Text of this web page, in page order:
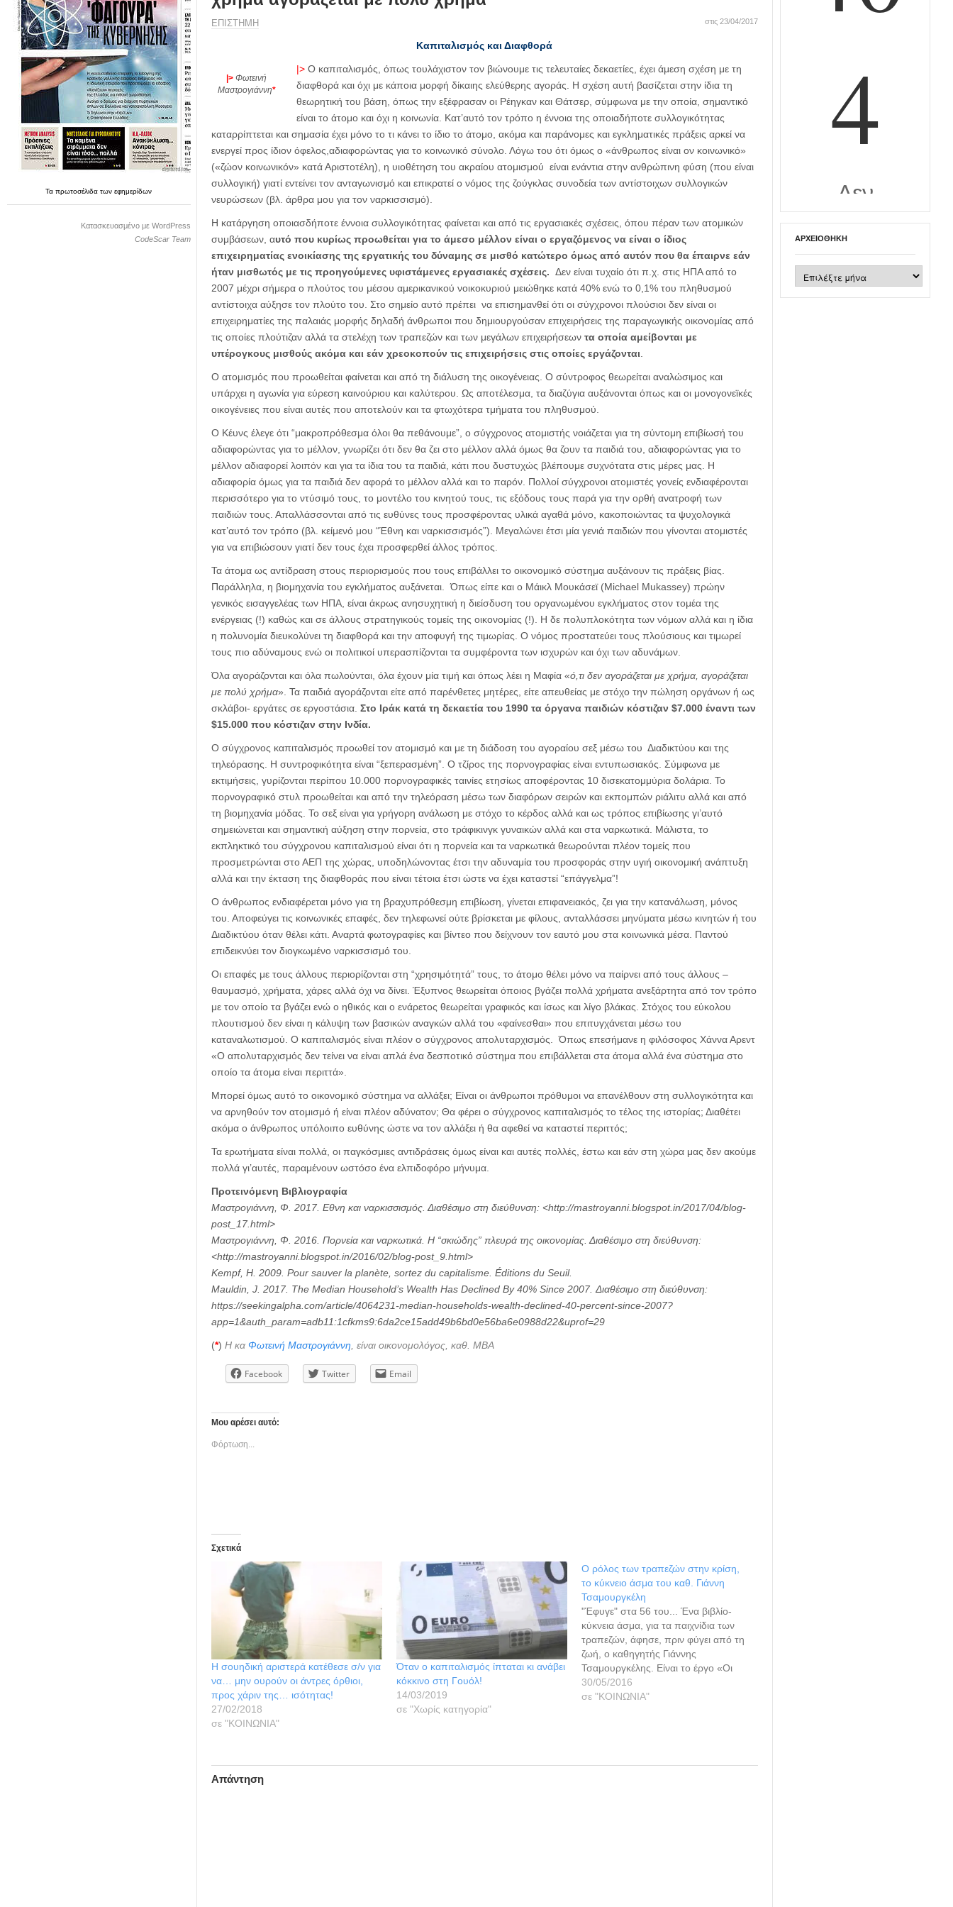
Ταπρωτοσέλιδατωνεφημερίδων
Κατασκευασμένο με WordPress
CodeScar Team
ΕΠΙΣΤΗΜΗ στις 23/04/2017
Καπιταλισμός και Διαφθορά
|> Φωτεινή
Μαστρογιάννη*
|>Ο καπιταλισμός, όπως τουλάχιστον τον βιώνουμε τις τελευταίες δεκαετίες, έχει άμεση σχέση με τη
διαφθορά και όχι με κάποια μορφή δίκαιης ελεύθερης αγοράς. Η σχέση αυτή βασίζεται στην ίδια τη
θεωρητική του βάση, όπως την εξέφρασαν οι Ρέηγκαν και Θάτσερ, σύμφωνα με την οποία, σημαντικό
είναι το άτομο και όχι η κοινωνία. Κατ’αυτό τον τρόπο η έννοια της οποιαδήποτε συλλογικότητας
καταρρίπτεται και σημασία έχει μόνο το τι κάνει το ίδιο το άτομο, ακόμα και παράνομες και εγκληματικές πράξεις αρκεί να
ενεργεί προς ίδιον όφελος,αδιαφορώντας για το κοινωνικό σύνολο. Λόγω του ότι όμως ο «άνθρωπος είναι ον κοινωνικό»
(«ζώον κοινωνικόν» κατά Αριστοτέλη), η υιοθέτηση του ακραίου ατομισμού είναι ενάντια στην ανθρώπινη φύση (που είναι
συλλογική) γιατί εντείνει τον ανταγωνισμό και επικρατεί ο νόμος της ζούγκλας συνοδεία των αντίστοιχων συλλογικών
νευρώσεων (βλ. άρθρα μου για τον ναρκισσισμό).
Η κατάργηση οποιασδήποτε έννοια συλλογικότητας φαίνεται και από τις εργασιακές σχέσεις, όπου πέραν των ατομικών
συμβάσεων, αυτό που κυρίως προωθείται για το άμεσο μέλλον είναι ο εργαζόμενος να είναι ο ίδιος
επιχειρηματίας ενοικίασης της εργατικής του δύναμης σε μισθό κατώτερο όμως από αυτόν που θα έπαιρνε εάν
ήταν μισθωτός με τις προηγούμενες υφιστάμενες εργασιακές σχέσεις. Δεν είναι τυχαίο ότι π.χ. στις ΗΠΑ από το
2007 μέχρι σήμερα ο πλούτος του μέσου αμερικανικού νοικοκυριού μειώθηκε κατά 40% ενώ το 0,1% του πληθυσμού
αντίστοιχα αύξησε τον πλούτο του. Στο σημείο αυτό πρέπει να επισημανθεί ότι οι σύγχρονοι πλούσιοι δεν είναι οι
επιχειρηματίες της παλαιάς μορφής δηλαδή άνθρωποι που δημιουργούσαν επιχειρήσεις της παραγωγικής οικονομίας από
τις οποίες πλούτιζαν αλλά τα στελέχη των τραπεζών και των μεγάλων επιχειρήσεων τα οποία αμείβονται με
υπέρογκους μισθούς ακόμα και εάν χρεοκοπούν τις επιχειρήσεις στις οποίες εργάζονται.
Ο ατομισμός που προωθείται φαίνεται και από τη διάλυση της οικογένειας. Ο σύντροφος θεωρείται αναλώσιμος και
υπάρχει η αγωνία για εύρεση καινούριου και καλύτερου. Ως αποτέλεσμα, τα διαζύγια αυξάνονται όπως και οι μονογονεϊκές
οικογένειες που είναι αυτές που αποτελούν και τα φτωχότερα τμήματα του πληθυσμού.
Ο Κέυνς έλεγε ότι “μακροπρόθεσμα όλοι θα πεθάνουμε”, ο σύγχρονος ατομιστής νοιάζεται για τη σύντομη επιβίωσή του
αδιαφορώντας για το μέλλον, γνωρίζει ότι δεν θα ζει στο μέλλον αλλά όμως θα ζουν τα παιδιά του, αδιαφορώντας για το
μέλλον αδιαφορεί λοιπόν και για τα ίδια του τα παιδιά, κάτι που δυστυχώς βλέπουμε συχνότατα στις μέρες μας. Η
αδιαφορία όμως για τα παιδιά δεν αφορά το μέλλον αλλά και το παρόν. Πολλοί σύγχρονοι ατομιστές γονείς ενδιαφέρονται
περισσότερο για το ντύσιμό τους, το μοντέλο του κινητού τους, τις εξόδους τους παρά για την ορθή ανατροφή των
παιδιών τους. Απαλλάσσονται από τις ευθύνες τους προσφέροντας υλικά αγαθά μόνο, κακοποιώντας τα ψυχολογικά
κατ’αυτό τον τρόπο (βλ. κείμενό μου “Έθνη και ναρκισσισμός”). Μεγαλώνει έτσι μία γενιά παιδιών που γίνονται ατομιστές
για να επιβιώσουν γιατί δεν τους έχει προσφερθεί άλλος τρόπος.
Τα άτομα ως αντίδραση στους περιορισμούς που τους επιβάλλει το οικονομικό σύστημα αυξάνουν τις πράξεις βίας.
Παράλληλα, η βιομηχανία του εγκλήματος αυξάνεται. Όπως είπε και ο Μάικλ Μουκάσεϊ (Michael Mukassey) πρώην
γενικός εισαγγελέας των ΗΠΑ, είναι άκρως ανησυχητική η διείσδυση του οργανωμένου εγκλήματος στον τομέα της
ενέργειας (!) καθώς και σε άλλους στρατηγικούς τομείς της οικονομίας (!). Η δε πολυπλοκότητα των νόμων αλλά και η ίδια
η πολυνομία διευκολύνει τη διαφθορά και την αποφυγή της τιμωρίας. Ο νόμος προστατεύει τους πλούσιους και τιμωρεί
τους πιο αδύναμους ενώ οι πολιτικοί υπερασπίζονται τα συμφέροντα των ισχυρών και όχι των αδυνάμων.
Όλα αγοράζονται και όλα πωλούνται, όλα έχουν μία τιμή και όπως λέει η Μαφία «ό,τι δεν αγοράζεται με χρήμα, αγοράζεται
με πολύ χρήμα». Τα παιδιά αγοράζονται είτε από παρένθετες μητέρες, είτε απευθείας με στόχο την πώληση οργάνων ή ως
σκλάβοι- εργάτες σε εργοστάσια. Στο Ιράκ κατά τη δεκαετία του 1990 τα όργανα παιδιών κόστιζαν $7.000 έναντι των
$15.000 που κόστιζαν στην Ινδία.
Ο σύγχρονος καπιταλισμός προωθεί τον ατομισμό και με τη διάδοση του αγοραίου σεξ μέσω του Διαδικτύου και της
τηλεόρασης. Η συντροφικότητα είναι “ξεπερασμένη”. Ο τζίρος της πορνογραφίας είναι εντυπωσιακός. Σύμφωνα με
εκτιμήσεις, γυρίζονται περίπου 10.000 πορνογραφικές ταινίες ετησίως αποφέροντας 10 δισεκατομμύρια δολάρια. Το
πορνογραφικό στυλ προωθείται και από την τηλεόραση μέσω των διαφόρων σειρών και εκπομπών ριάλιτυ αλλά και από
τη βιομηχανία μόδας. Το σεξ είναι για γρήγορη ανάλωση με στόχο το κέρδος αλλά και ως τρόπος επιβίωσης γι’αυτό
σημειώνεται και σημαντική αύξηση στην πορνεία, στο τράφικινγκ γυναικών αλλά και στα ναρκωτικά. Μάλιστα, το
εκπληκτικό του σύγχρονου καπιταλισμού είναι ότι η πορνεία και τα ναρκωτικά θεωρούνται πλέον τομείς που
προσμετρώνται στο ΑΕΠ της χώρας, υποδηλώνοντας έτσι την αδυναμία του προσφοράς στην υγιή οικονομική ανάπτυξη
αλλά και την έκταση της διαφθοράς που είναι τέτοια έτσι ώστε να έχει καταστεί “επάγγελμα”!
Ο άνθρωπος ενδιαφέρεται μόνο για τη βραχυπρόθεσμη επιβίωση, γίνεται επιφανειακός, ζει για την κατανάλωση, μόνος
του. Αποφεύγει τις κοινωνικές επαφές, δεν τηλεφωνεί ούτε βρίσκεται με φίλους, ανταλλάσσει μηνύματα μέσω κινητών ή του
Διαδικτύου όταν θέλει κάτι. Αναρτά φωτογραφίες και βίντεο που δείχνουν τον εαυτό μου στα κοινωνικά μέσα. Παντού
επιδεικνύει τον διογκωμένο ναρκισσισμό του.
Οι επαφές με τους άλλους περιορίζονται στη “χρησιμότητά” τους, το άτομο θέλει μόνο να παίρνει από τους άλλους –
θαυμασμό, χρήματα, χάρες αλλά όχι να δίνει. Έξυπνος θεωρείται όποιος βγάζει πολλά χρήματα ανεξάρτητα από τον τρόπο
με τον οποίο τα βγάζει ενώ ο ηθικός και ο ενάρετος θεωρείται γραφικός και ίσως και λίγο βλάκας. Στόχος του εύκολου
πλουτισμού δεν είναι η κάλυψη των βασικών αναγκών αλλά του «φαίνεσθαι» που επιτυγχάνεται μέσω του
καταναλωτισμού. Ο καπιταλισμός είναι πλέον ο σύγχρονος απολυταρχισμός. Όπως επεσήμανε η φιλόσοφος Χάννα Αρεντ
«Ο απολυταρχισμός δεν τείνει να είναι απλά ένα δεσποτικό σύστημα που επιβάλλεται στα άτομα αλλά ένα σύστημα στο
οποίο τα άτομα είναι περιττά».
Μπορεί όμως αυτό το οικονομικό σύστημα να αλλάξει; Είναι οι άνθρωποι πρόθυμοι να επανέλθουν στη συλλογικότητα και
να αρνηθούν τον ατομισμό ή είναι πλέον αδύνατον; Θα φέρει ο σύγχρονος καπιταλισμός το τέλος της ιστορίας; Διαθέτει
ακόμα ο άνθρωπος υπόλοιπο ευθύνης ώστε να τον αλλάξει ή θα αφεθεί να καταστεί περιττός;
Τα ερωτήματα είναι πολλά, οι παγκόσμιες αντιδράσεις όμως είναι και αυτές πολλές, έστω και εάν στη χώρα μας δεν ακούμε
πολλά γι’αυτές, παραμένουν ωστόσο ένα ελπιδοφόρο μήνυμα.
Προτεινόμενη Βιβλιογραφία
Μαστρογιάννη, Φ. 2017. Εθνη και ναρκισσισμός. Διαθέσιμο στη διεύθυνση: <http://mastroyanni.blogspot.in/2017/04/blog-
post_17.html>
Μαστρογιάννη, Φ. 2016. Πορνεία και ναρκωτικά. Η “σκιώδης” πλευρά της οικονομίας. Διαθέσιμο στη διεύθυνση:
<http://mastroyanni.blogspot.in/2016/02/blog-post_9.html>
Kempf, H. 2009. Pour sauver la planète, sortez du capitalisme. Éditions du Seuil.
Mauldin, J. 2017. The Median Household’s Wealth Has Declined By 40% Since 2007. Διαθέσιμο στη διεύθυνση:
https://seekingalpha.com/article/4064231-median-households-wealth-declined-40-percent-since-2007?
app=1&auth_param=adb11:1cfkms9:6da2ce15add49b6bd0e56ba6e0988d22&uprof=29
(*) Η κα Φωτεινή Μαστρογιάννη, είναι οικονομολόγος, καθ. ΜΒΑ
Facebook Twitter Email
Μου αρέσει αυτό:
Φόρτωση...
Σχετικά
Η σουηδική αριστερά κατέθεσε σ/ν για
να… μην ουρούν οι άντρες όρθιοι,
προς χάριν της… ισότητας!
27/02/2018
σε "ΚΟΙΝΩΝΙΑ"
Όταν ο καπιταλισμός ίπταται κι ανάβει
κόκκινο στη Γουόλ!
14/03/2019
σε "Χωρίς κατηγορία"
Ο ρόλος των τραπεζών στην κρίση,
το κύκνειο άσμα του καθ. Γιάννη
Τσαμουργκέλη
"Έφυγε" στα 56 του... Ένα βιβλίο-
κύκνεια άσμα, για τα παιχνίδια των
τραπεζών, άφησε, πριν φύγει από τη
ζωή, ο καθηγητής Γιάννης
Τσαμουργκέλης. Είναι το έργο «Οι
συνένοχοι- Ο ρόλος των τραπεζών και
του ευρώ στην ευρωπαϊκή και
30/05/2016
σε "ΚΟΙΝΩΝΙΑ"
Απάντηση
ΑΡΧΕΙΟΘΉΚΗ